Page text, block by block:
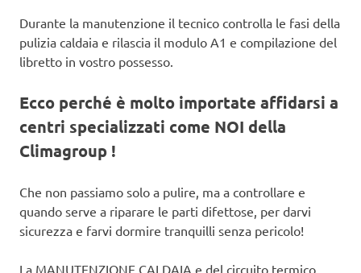
Durante la manutenzione il tecnico controlla le fasi della
pulizia caldaia e rilascia il modulo A1 e compilazione del
libretto in vostro possesso.
Ecco perché è molto importate affidarsi a
centri specializzati come NOI della
Climagroup !
Che non passiamo solo a pulire, ma a controllare e
quando serve a riparare le parti difettose, per darvi
sicurezza e farvi dormire tranquilli senza pericolo!
La MANUTENZIONE CALDAIA e del circuito termico